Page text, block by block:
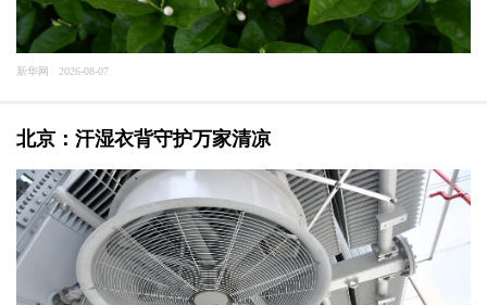
新华网 2026-08-07
北京：汗湿衣背守护万家清凉